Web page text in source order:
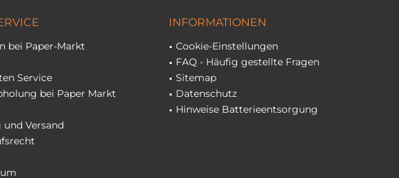
bei Paper-Markt
Service
bei Paper Markt
und Versand
INFORMATIONEN
Cookie-Einstellungen
FAQ - Häufig gestellte Fragen
Sitemap
Datenschutz
Hinweise Batterieentsorgung